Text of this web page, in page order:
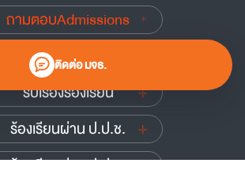
ติดต่อ มจธ.
ถามตอบAdmissions
นักศึกษาเก่าสัมพันธ์
รับเรื่องร้องเรียน
ร้องเรียนผ่าน ป.ป.ช.
ร้องเรียนผ่าน ป.ป.ท.